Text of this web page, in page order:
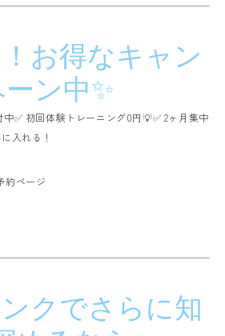
お得なキャン
ン中✨
中✅ 初回体験トレーニング0円💡✅ 2ヶ月集中
入れる！
約ページ
クでさらに知